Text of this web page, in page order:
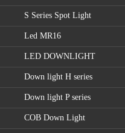
S Series Spot Light
Led MR16
LED DOWNLIGHT
Down light H series
Down light P series
COB Down Light